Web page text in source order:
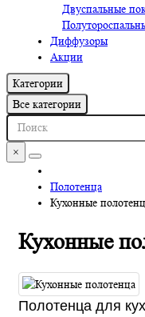
Двуспальные
Диффузоры
Акции
Категории
Все категории
×
Полотенца
Кухонные
Кухонные
Полотенца для